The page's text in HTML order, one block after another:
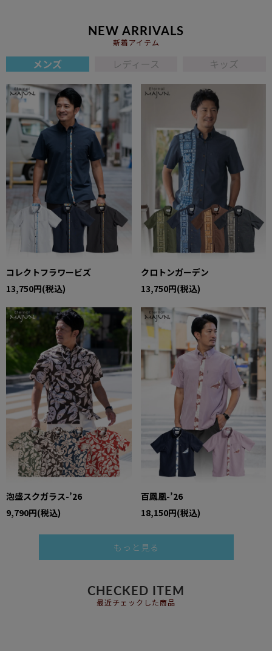
NEW ARRIVALS
新着アイテム
メンズ レディース キッズ
コレクトフラワービズ
13,750円(税込)
クロトンガーデン
13,750円(税込)
泡盛スクガラス-’26
9,790円(税込)
百鳳凰-’26
18,150円(税込)
もっと見る
CHECKED ITEM
最近チェックした商品